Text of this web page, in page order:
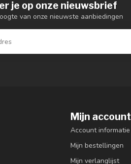
je op onze nieuwsbrief
van onze nieuwste aanbiedingen
Mijn account
Account informatie
Mijn bestellingen
Mijn verlanglijst